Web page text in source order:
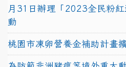
月31日辦理「2023全民粉
動
桃園市凍卵營養金補助計畫